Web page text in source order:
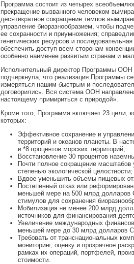
Программа состоит из четырех
прекращение вызванного человеком
десятикратное сокращение темпов
управление биоразнообразием, чтобы
ее сохранности и приумножения;
генетических ресурсов и
обеспечить доступ всем сторонам
особенно наименее развитым странам и
Исполнительный директор Программы
подчеркнула, что реализация Программы
измеряться нашим быстрым и
договорились. Вся система ООН
настоящему примириться с природой».
Кроме того, Программа включает 23 цели,
которых:
Эффективное сохранение и
территорий и океанов планеты. В
и *8 процентов морских территорий;
Восстановление 30 процентов
Почти полное сокращение масштабов
степенью экологической целостности;
Вдвое уменьшить объемы пищевых
Постепенный отказ или
меньшей мере на 500 млрд долларов
стимулов для сохранения
Мобилизация не менее 200 млрд
источников для финансирования
Увеличение международных
меньшей мере до 30 млрд долларов
Требовать от транснациональных
мониторинг, оценку и прозрачное
рамках их операций, портфелей,
стоимости.